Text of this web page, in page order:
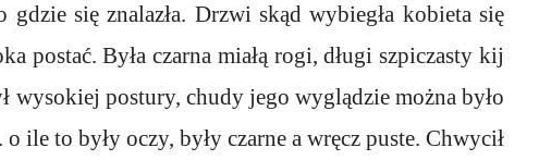
się znalazła. Drzwi skąd wybiegła kobieta się
postać. Była czarna miałą rogi, długi szpiczasty kij
wysokiej postury, chudy jego wyglądzie można było
ile to były oczy, były czarne a wręcz puste. Chwycił